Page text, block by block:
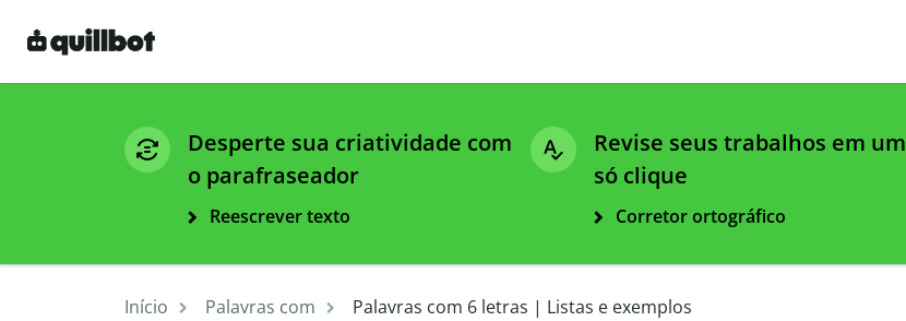
Desperte sua criatividade com
o parafraseador
Reescrever texto
Revise seus trabalhos em um
só clique
Corretor ortográfico
Início Palavras com Palavras com 6 letras | Listas e exemplos